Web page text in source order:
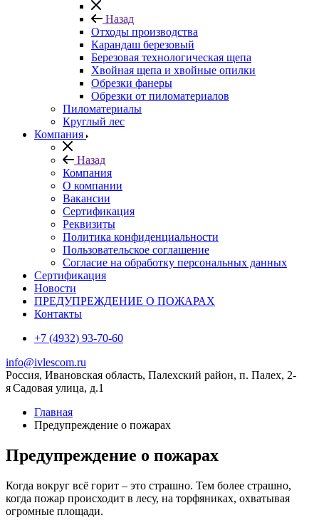
Назад
Отходы производства
Карандаш березовый
Березовая технологическая щепа
Хвойная щепа и хвойные опилки
Обрезки фанеры
Обрезки от пиломатериалов
Пиломатериалы
Круглый лес
Компания
Назад
Компания
О компании
Вакансии
Сертификация
Реквизиты
Политика конфиденциальности
Пользовательское соглашение
Согласие на обработку персональных данных
Сертификация
Новости
ПРЕДУПРЕЖДЕНИЕ О ПОЖАРАХ
Контакты
+7 (4932) 93-70-60
info@ivlescom.ru
Россия, Ивановская область, Палехский район, п. Палех, 2-
я Садовая улица, д.1
Главная
Предупреждение о пожарах
Предупреждение о пожарах
Когда вокруг всё горит – это страшно. Тем более страшно,
когда пожар происходит в лесу, на торфяниках, охватывая
огромные площади.